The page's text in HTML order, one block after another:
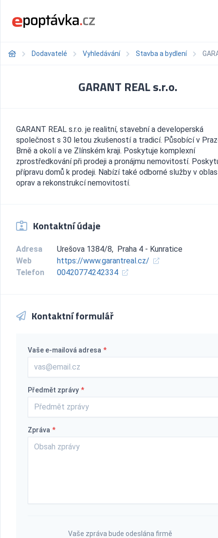
Dodavatelé Vyhledávání Stavba a bydlení
GARANT REAL s.r.o.
GARANT REAL s.r.o. je realitní, stavební a developerská
společnost s 30 letou zkušeností a tradicí. Působící v
Brně a okolí a ve Zlínském kraji. Poskytuje komplexní
zprostředkování při prodeji a pronájmu nemovitostí.
přípravu domů k prodeji. Nabízí také odborné služby v
oprav a rekonstrukcí nemovitostí.
Kontaktní údaje
Adresa
Urešova 1384/8, Praha 4 - Kunratice
Web
https://www.garantreal.cz/
Telefon
00420774242334
Kontaktní formulář
Vaše e-mailová adresa *
Předmět zprávy *
Zpráva *
Vaše zpráva bude odeslána firmě